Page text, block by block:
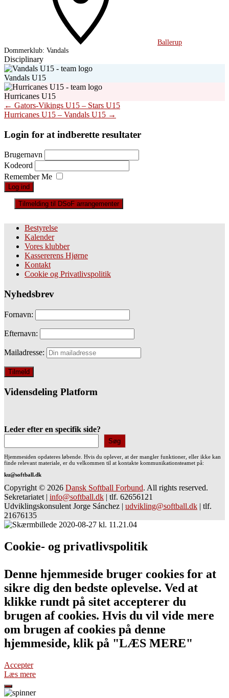
Ballerup
Dommerklub: Vandals
Disciplinary
Vandals U15
Hurricanes U15
Post
navigation
← Gators-Vikings U15 – Stars U15
Hurricanes U15 – Vandals U15 →
Login for at indberette resultater
Brugernavn
Kodeord
Remember Me
Tilmelding til DSoF arrangementer
Bestyrelse
Kalender
Vores klubber
Kassererens Hjørne
Kontakt
Cookie og Privatlivspolitik
Nyhedsbrev
Fornavn:
Efternavn:
Mailadresse:
Vidensdeling Platform
Leder efter en specifik side?
Søg
Hjemmesiden opdateres løbende. Hvis du oplever, at der mangler funktioner, eller ikke kan
finde relevant materiale, er du velkommen til at kontakte kommunikationsteamet på:
ku@softball.dk
Copyright © 2026 Dansk Softball Forbund. All rights reserved.
Sekretariatet | info@softball.dk | tlf. 62656121
Udviklingskonsulent Jorge Sánchez | udvikling@softball.dk | tlf.
21676135
Cookie- og privatlivspolitik
Denne hjemmeside bruger cookies for at
sikre dig den bedste oplevelse. Ved at
klikke rundt på sitet accepterer du
brugen af cookies. Hvis du vil vide mere
om brugen af cookies på denne
hjemmeside, klik på "LÆS MERE"
Accepter
Læs mere